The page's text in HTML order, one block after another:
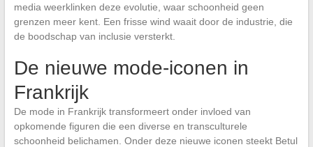
media weerklinken deze evolutie, waar schoonheid geen
grenzen meer kent. Een frisse wind waait door de industrie, die
de boodschap van inclusie versterkt.
De nieuwe mode-iconen in
Frankrijk
De mode in Frankrijk transformeert onder invloed van
opkomende figuren die een diverse en transculturele
schoonheid belichamen. Onder deze nieuwe iconen steekt Betul